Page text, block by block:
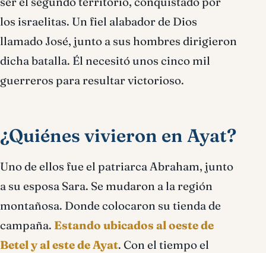
los israelitas. Un fiel alabador de Dios
llamado José, junto a sus hombres dirigieron
dicha batalla. Él necesitó unos cinco mil
guerreros para resultar victorioso.
¿Quiénes vivieron en Ayat?
Uno de ellos fue el patriarca Abraham, junto
a su esposa Sara. Se mudaron a la región
montañosa. Donde colocaron su tienda de
campaña. Estando ubicados al oeste de
Betel y al este de Ayat. Con el tiempo el